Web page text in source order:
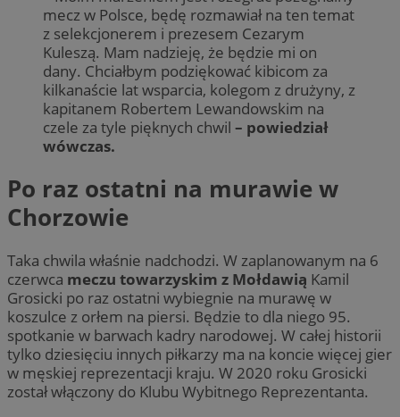
mecz w Polsce, będę rozmawiał na ten temat
z selekcjonerem i prezesem Cezarym
Kuleszą. Mam nadzieję, że będzie mi on
dany. Chciałbym podziękować kibicom za
kilkanaście lat wsparcia, kolegom z drużyny, z
kapitanem Robertem Lewandowskim na
czele za tyle pięknych chwil – powiedział
wówczas.
Po raz ostatni na murawie w
Chorzowie
Taka chwila właśnie nadchodzi. W zaplanowanym na 6
czerwca meczu towarzyskim z Mołdawią Kamil
Grosicki po raz ostatni wybiegnie na murawę w
koszulce z orłem na piersi. Będzie to dla niego 95.
spotkanie w barwach kadry narodowej. W całej historii
tylko dziesięciu innych piłkarzy ma na koncie więcej gier
w męskiej reprezentacji kraju. W 2020 roku Grosicki
został włączony do Klubu Wybitnego Reprezentanta.